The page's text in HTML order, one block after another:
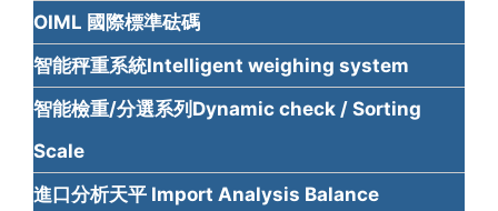
OIML 國際標準砝碼
智能秤重系統Intelligent weighing system
智能檢重/分選系列Dynamic check / Sorting
Scale
進口分析天平 Import Analysis Balance